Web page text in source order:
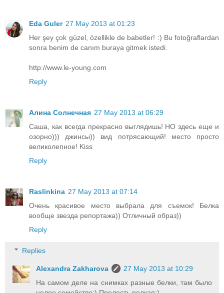
Eda Guler 27 May 2013 at 01:23
Her şey çok güzel, özellikle de babetler! :) Bu fotoğraflardan
sonra benim de canım buraya gitmek istedi.
http://www.le-young.com
Reply
Алина Солнечная 27 May 2013 at 06:29
Саша, как всегда прекрасно выглядишь! НО здесь еще и
озорно))) джинсы)) вид потрясающий! место просто
великолепное! Kiss
Reply
Raslinkina 27 May 2013 at 07:14
Очень красивое место выбрала для съемок! Белка
вообще звезда репортажа)) Отличный образ))
Reply
Replies
Alexandra Zakharova
27 May 2013 at 10:29
На самом деле на снимках разные белки, там было